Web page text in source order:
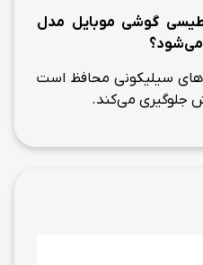
سیلیکونی محافظ است
جلوگیری می‌کند.